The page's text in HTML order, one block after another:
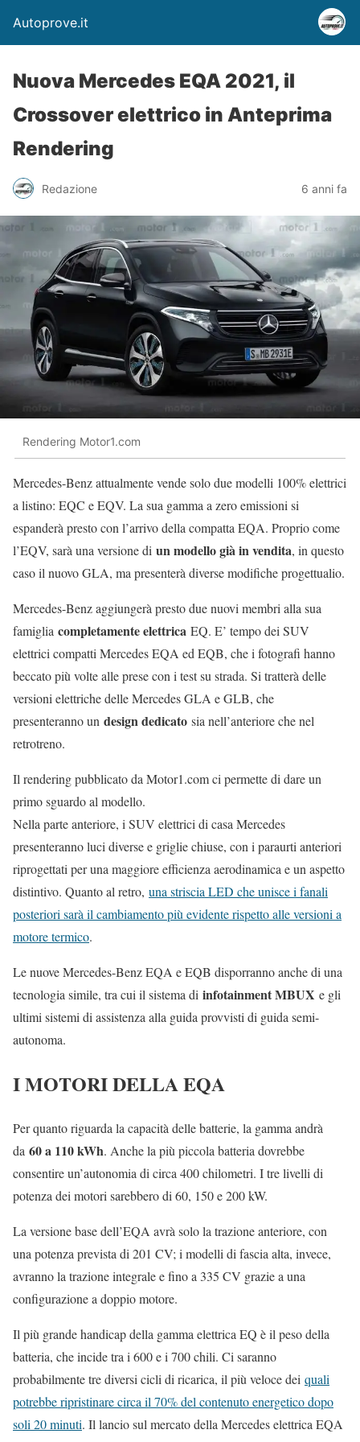
Autoprove.it
Nuova Mercedes EQA 2021, il
Crossover elettrico in Anteprima
Rendering
Redazione 6 anni fa
Rendering Motor1.com
Mercedes-Benz attualmente vende solo due modelli 100% elettrici
a listino: EQC e EQV. La sua gamma a zero emissioni si
espanderà presto con l’arrivo della compatta EQA. Proprio come
l’EQV, sarà una versione di un modello già in vendita, in questo
caso il nuovo GLA, ma presenterà diverse modifiche progettualio.
Mercedes-Benz aggiungerà presto due nuovi membri alla sua
famiglia completamente elettrica EQ. E’ tempo dei SUV
elettrici compatti Mercedes EQA ed EQB, che i fotografi hanno
beccato più volte alle prese con i test su strada. Si tratterà delle
versioni elettriche delle Mercedes GLA e GLB, che
presenteranno un design dedicato sia nell’anteriore che nel
retrotreno.
Il rendering pubblicato da Motor1.com ci permette di dare un
primo sguardo al modello.
Nella parte anteriore, i SUV elettrici di casa Mercedes
presenteranno luci diverse e griglie chiuse, con i paraurti anteriori
riprogettati per una maggiore efficienza aerodinamica e un aspetto
distintivo. Quanto al retro, una striscia LED che unisce i fanali
posteriori sarà il cambiamento più evidente rispetto alle versioni a
motore termico.
Le nuove Mercedes-Benz EQA e EQB disporranno anche di una
tecnologia simile, tra cui il sistema di infotainment MBUX e gli
ultimi sistemi di assistenza alla guida provvisti di guida semi-
autonoma.
I MOTORI DELLA EQA
Per quanto riguarda la capacità delle batterie, la gamma andrà
da 60 a 110 kWh. Anche la più piccola batteria dovrebbe
consentire un’autonomia di circa 400 chilometri. I tre livelli di
potenza dei motori sarebbero di 60, 150 e 200 kW.
La versione base dell’EQA avrà solo la trazione anteriore, con
una potenza prevista di 201 CV; i modelli di fascia alta, invece,
avranno la trazione integrale e fino a 335 CV grazie a una
configurazione a doppio motore.
Il più grande handicap della gamma elettrica EQ è il peso della
batteria, che incide tra i 600 e i 700 chili. Ci saranno
probabilmente tre diversi cicli di ricarica, il più veloce dei quali
potrebbe ripristinare circa il 70% del contenuto energetico dopo
soli 20 minuti. Il lancio sul mercato della Mercedes elettrica EQA